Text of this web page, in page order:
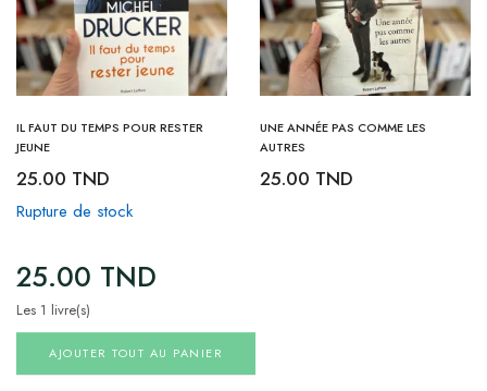
IL FAUT DU TEMPS POUR RESTER
JEUNE
25.00 TND
Rupture de stock
UNE ANNÉE PAS COMME LES
AUTRES
25.00 TND
25.00 TND
Les 1 livre(s)
AJOUTER TOUT AU PANIER